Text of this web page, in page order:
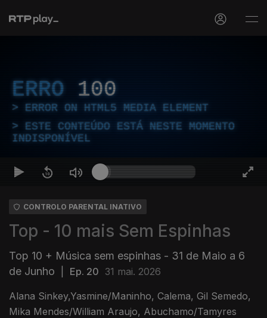
ERRO 100
ERROR ON HTML5 MEDIA ELEMENT
ESTE CONTEÚDO ESTÁ NESTE MOMENTO
INDISPONÍVEL
CONTROLO PARENTAL INATIVO
Top - 10 mais Sem Espinhas
Top 10 + Música sem espinhas - 31 de Maio a 6
de Junho
Ep. 20 31 mai. 2026
Alana Sinkey,Yasmine/Maninho, Calema, Gil Semedo,
Mika Mendes/William Araujo, Abuchamo/Tamyres